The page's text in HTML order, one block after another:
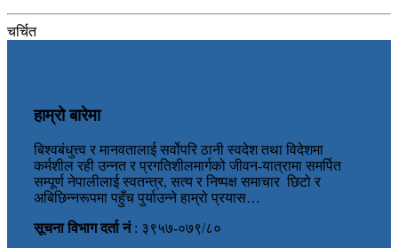
चर्चित
हाम्रो बारेमा
बिश्वबंधुत्त्व र मानवतालाई सर्वोपरि ठानी स्वदेश तथा विदेशमा
कर्मशील रही उन्नत र प्रगतिशीलमार्गको जीवन-यात्रामा समर्पित
सम्पूर्ण नेपालीलाई स्वतन्त्र, सत्य र निष्पक्ष समाचार छिटो र
अबिछिन्नरूपमा पहुँच पुर्याउन्ने हाम्रो प्रयास…
सूचना विभाग दर्ता नं: ३९५७-०७९/८०